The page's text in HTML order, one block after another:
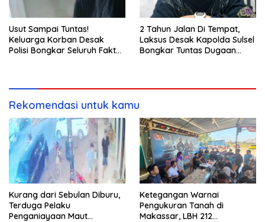
Usut Sampai Tuntas!
Keluarga Korban Desak
Polisi Bongkar Seluruh Fakta
2 Tahun Jalan Di Tempat,
Laksus Desak Kapolda Sulsel
Bongkar Tuntas Dugaan
Rekomendasi untuk kamu
Kurang dari Sebulan Diburu,
Terduga Pelaku
Penganiayaan Maut
Ketegangan Warnai
Pengukuran Tanah di
Makassar, LBH 212